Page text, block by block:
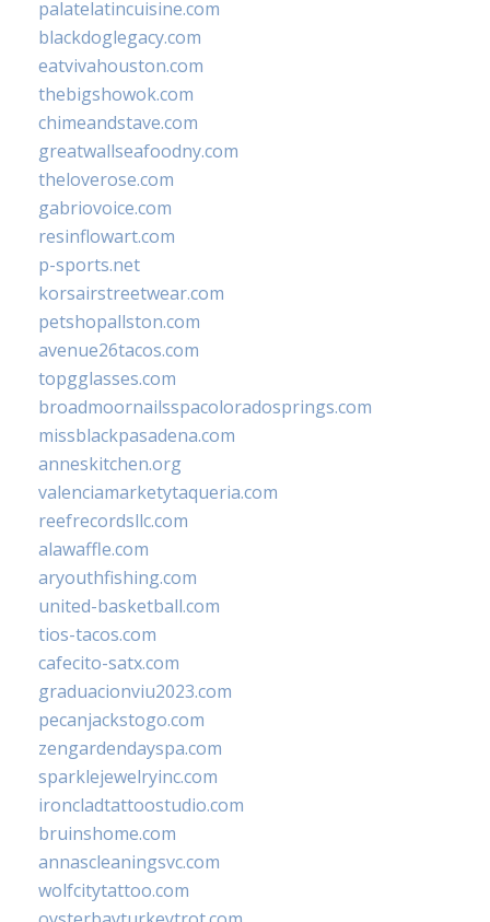
palatelatincuisine.com
blackdoglegacy.com
eatvivahouston.com
thebigshowok.com
chimeandstave.com
greatwallseafoodny.com
theloverose.com
gabriovoice.com
resinflowart.com
p-sports.net
korsairstreetwear.com
petshopallston.com
avenue26tacos.com
topgglasses.com
broadmoornailsspacoloradosprings.com
missblackpasadena.com
anneskitchen.org
valenciamarketytaqueria.com
reefrecordsllc.com
alawaffle.com
aryouthfishing.com
united-basketball.com
tios-tacos.com
cafecito-satx.com
graduacionviu2023.com
pecanjackstogo.com
zengardendayspa.com
sparklejewelryinc.com
ironcladtattoostudio.com
bruinshome.com
annascleaningsvc.com
wolfcitytattoo.com